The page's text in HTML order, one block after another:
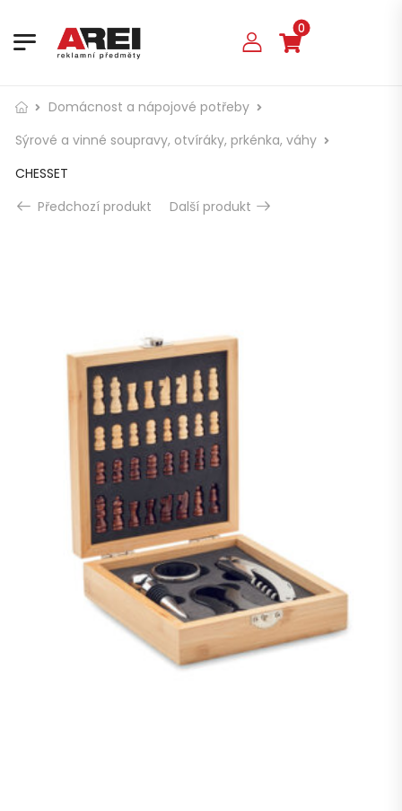
0
Domácnost a nápojové potřeby
Sýrové a vinné soupravy, otvíráky, prkénka, váhy
CHESSET
Předchozí produkt
Další produkt